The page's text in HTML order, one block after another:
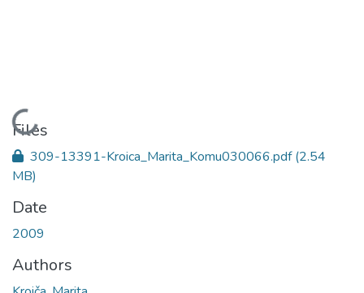
Loading...
Files
309-13391-Kroica_Marita_Komu030066.pdf(2.54
MB)
Date
2009
Authors